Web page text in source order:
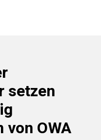
setzen
von OWA